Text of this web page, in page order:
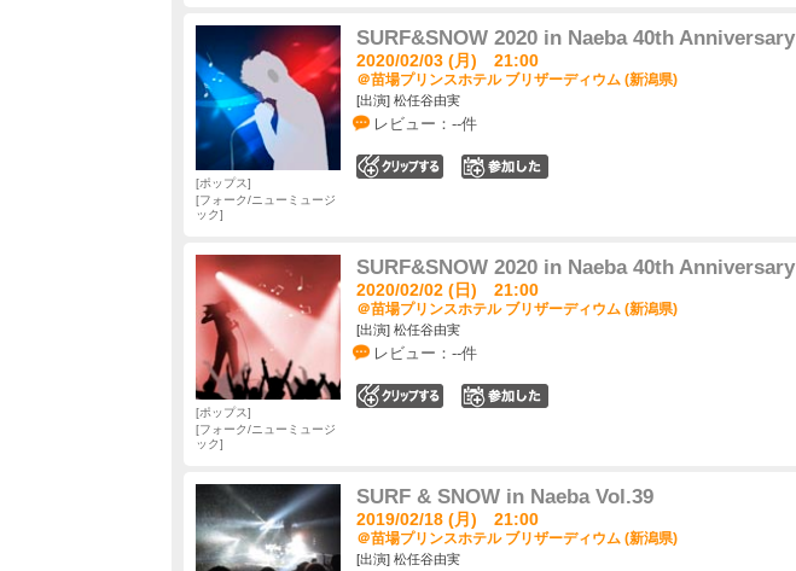
SURF&SNOW 2020 in Naeba 40th Anniversary
2020/02/03 (月) 21:00
＠苗場プリンスホテル ブリザーディウム (新潟県)
[出演] 松任谷由実
レビュー：--件
ポップス
フォーク/ニューミュージ
ック
SURF&SNOW 2020 in Naeba 40th Anniversary
2020/02/02 (日) 21:00
＠苗場プリンスホテル ブリザーディウム (新潟県)
[出演] 松任谷由実
レビュー：--件
ポップス
フォーク/ニューミュージ
ック
SURF & SNOW in Naeba Vol.39
2019/02/18 (月) 21:00
＠苗場プリンスホテル ブリザーディウム (新潟県)
[出演] 松任谷由実